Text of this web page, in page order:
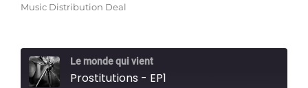
Music Distribution Deal
Le monde qui vient
Prostitutions - EP1